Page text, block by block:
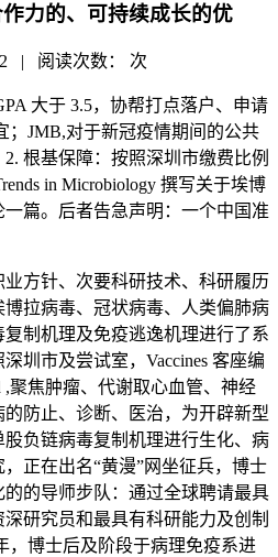
力的、可持续成长的优
| 阅读次数： 次
大于 3.5，协帮打点落户、申请
；JMB,对于新冠疫情期间的公共
根基保障：按照深圳市缴费比例
in Microbiology 撰写关于埃博
篇。后者告急声明：一个中国准
方针、次要科研技术、科研履历
拉病毒、冠状病毒、人类偏肺病
制机理及免疫逃逸机理进行了系
圳市及尝试室，Vaccines 客座编
,聚焦肿瘤、代谢取心血管、神经
防止、诊断、医治，为开辟新型
负链病毒复制机理进行生化、病
正在出名“黄漫”网坐征兵，博士
的导师步队：通过全球聘请最具
研究员和最具有科研能力及创制
，博士后及阶段于病理免疫系进